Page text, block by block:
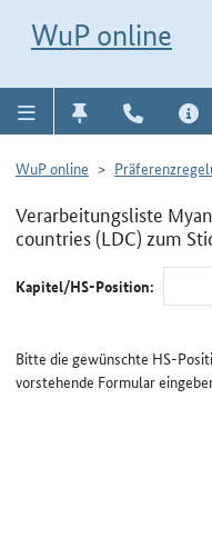
WuP online
WuP online
Verarbeitungsliste
countries (LDC) zum
Kapitel/HS-Position:
Bitte die gewünschte HS-
vorstehende Formular